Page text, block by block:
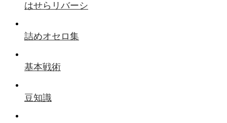
はせらリバーシ
詰めオセロ集
基本戦術
豆知識